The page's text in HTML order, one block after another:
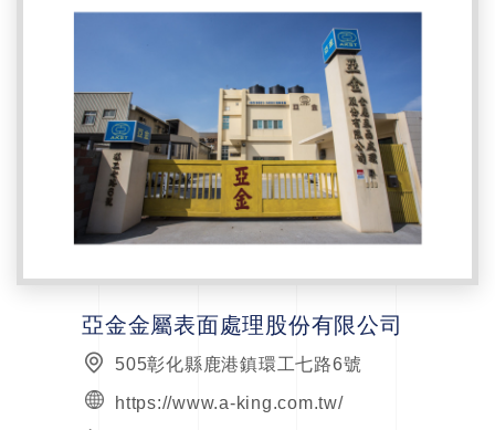
亞金金屬表面處理股份有限公司
505彰化縣鹿港鎮環工七路6號
https://www.a-king.com.tw/